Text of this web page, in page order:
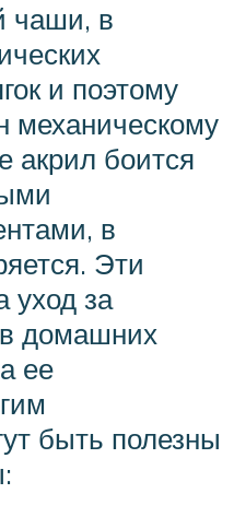
чаши, в
и поэтому
механическому
акрил боится
в
Эти
уход за
домашних
ее
быть полезны